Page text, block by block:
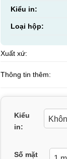
Kiểu in:
Loại hộp:
Xuất xứ:
Thông tin thêm:
Kiểu
in:
Số mặt